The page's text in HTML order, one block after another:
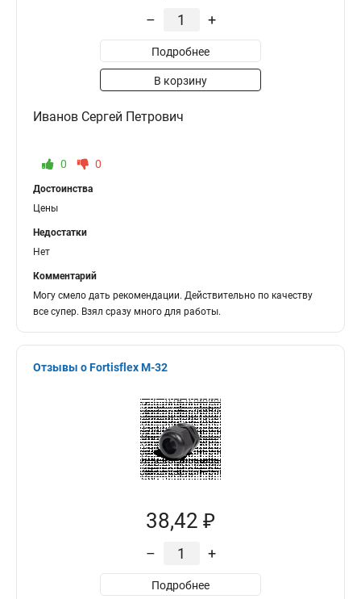
– +
Подробнее
В корзину
Иванов Сергей Петрович
0 0
Достоинства
Цены
Недостатки
Нет
Комментарий
Могу смело дать рекомендации. Действительно по качеству
все супер. Взял сразу много для работы.
Отзывы о Fortisflex M-32
38,42 ₽
– +
Подробнее